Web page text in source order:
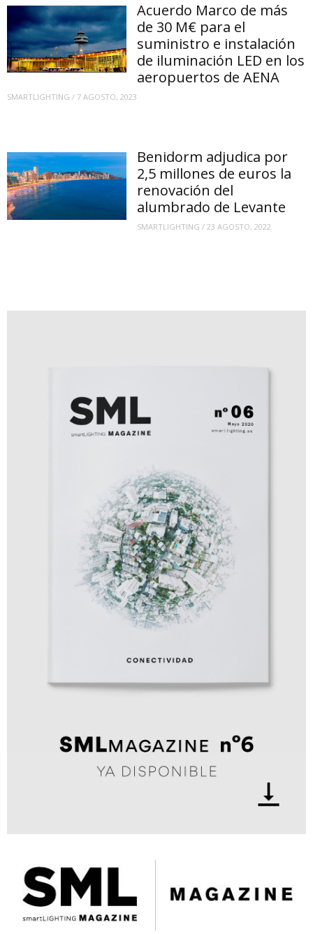
Acuerdo Marco de más
de 30 M€ para el
suministro e instalación
de iluminación LED en los
aeropuertos de AENA
SMARTLIGHTING / 7 AGOSTO, 2023
Benidorm adjudica por
2,5 millones de euros la
renovación del
alumbrado de Levante
SMARTLIGHTING / 23 AGOSTO, 2022